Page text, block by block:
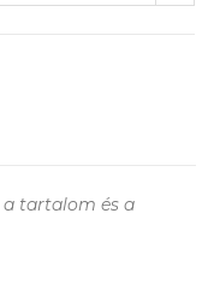
a tartalom és a